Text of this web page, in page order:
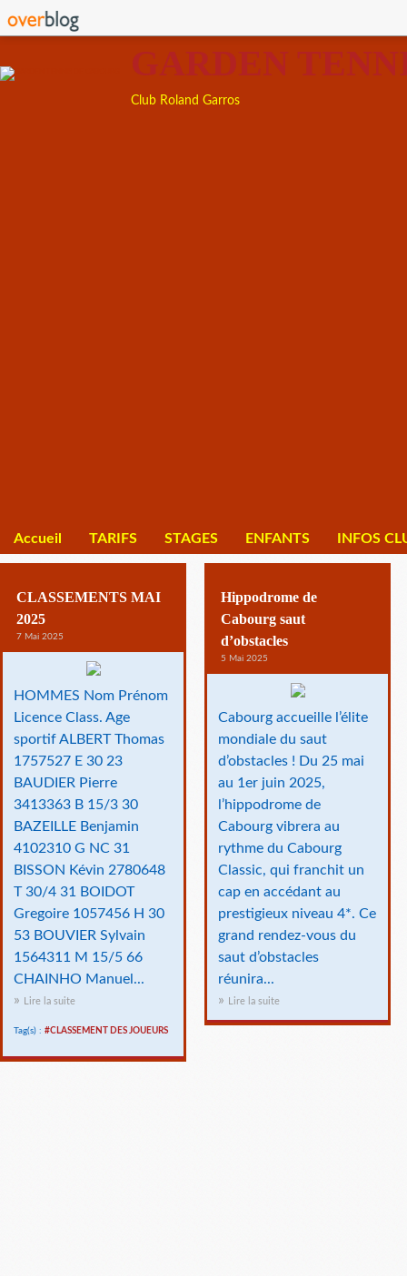
GARDEN
Club Roland Garros
Accueil TARIFS STAGES ENFANTS INFOS
CLASSEMENTS MAI
2025
7 Mai 2025
HOMMES Nom Prénom
Licence Class. Age
sportif ALBERT Thomas
1757527 E 30 23
BAUDIER Pierre
3413363 B 15/3 30
BAZEILLE Benjamin
4102310 G NC 31
BISSON Kévin 2780648
T 30/4 31 BOIDOT
Gregoire 1057456 H 30
53 BOUVIER Sylvain
1564311 M 15/5 66
CHAINHO Manuel...
Lire la suite
Tag(s) : #CLASSEMENT DES JOUEURS
Hippodrome de
Cabourg saut
d’obstacles
5 Mai 2025
Cabourg accueille l’élite
mondiale du saut
d’obstacles ! Du 25 mai
au 1er juin 2025,
l’hippodrome de
Cabourg vibrera au
rythme du Cabourg
Classic, qui franchit un
cap en accédant au
prestigieux niveau 4*. Ce
grand rendez-vous du
saut d’obstacles
réunira...
Lire la suite